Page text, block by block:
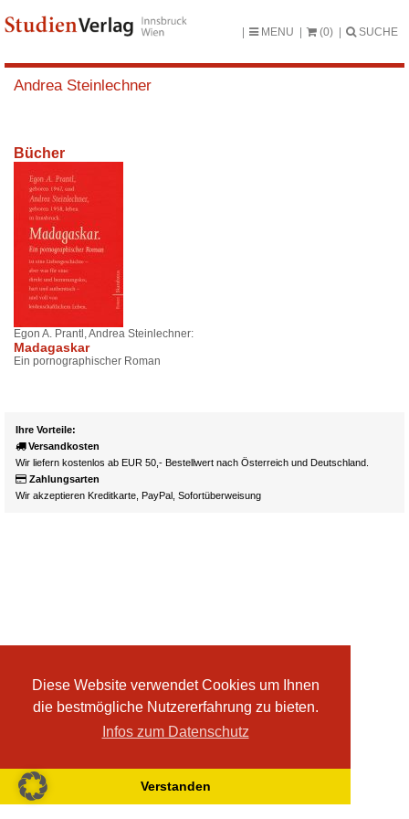
Diese Website verwendet Cookies um Ihnen
die bestmögliche Nutzererfahrung zu bieten.
Infos zum Datenschutz
Verstanden
MENU (0) SUCHE
Andrea Steinlechner
Bücher
Egon A. Prantl, Andrea Steinlechner:
Madagaskar
Ein pornographischer Roman
Ihre Vorteile:
Versandkosten
Wir liefern kostenlos ab EUR 50,- Bestellwert nach Österreich und Deutschland.
Zahlungsarten
Wir akzeptieren Kreditkarte, PayPal, Sofortüberweisung